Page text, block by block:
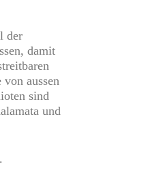
der
damit
aussen
sind
und